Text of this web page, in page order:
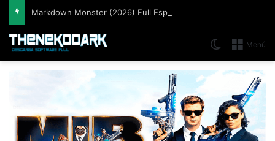
Markdown Monster (2026) Full Español [Mega]
Menú
Switch skin